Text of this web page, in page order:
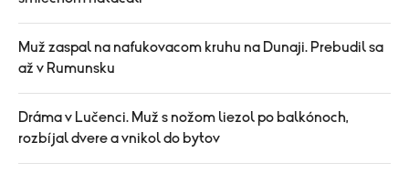
Muž zaspal na nafukovacom kruhu na Dunaji. Prebudil sa
až v Rumunsku
Dráma v Lučenci. Muž s nožom liezol po balkónoch,
rozbíjal dvere a vnikol do bytov